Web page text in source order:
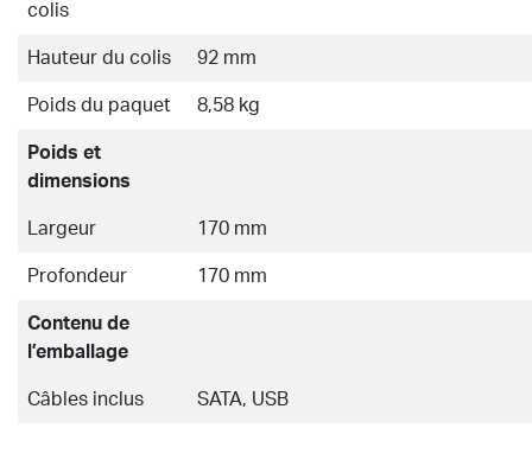
colis
Hauteur du colis 92 mm
Poids du paquet 8,58 kg
Poids et
dimensions
Largeur 170 mm
Profondeur 170 mm
Contenu de
l’emballage
Câbles inclus SATA, USB